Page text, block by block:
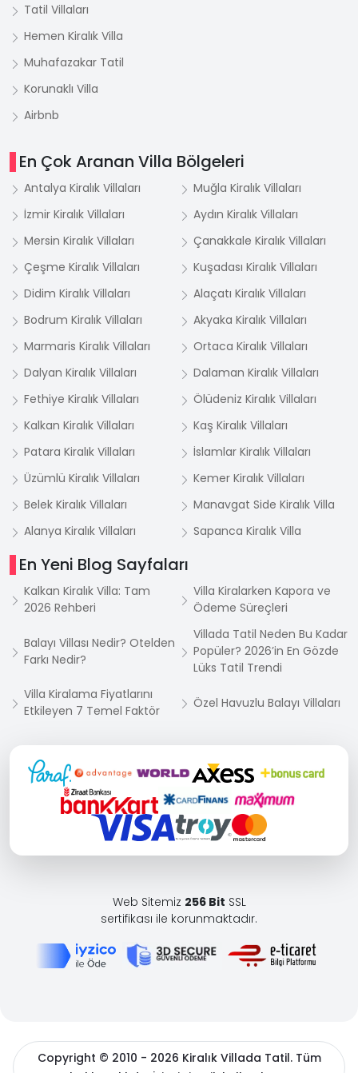
Tatil Villaları
Hemen Kiralık Villa
Muhafazakar Tatil
Korunaklı Villa
Airbnb
En Çok Aranan Villa Bölgeleri
Antalya Kiralık Villaları
Muğla Kiralık Villaları
İzmir Kiralık Villaları
Aydın Kiralık Villaları
Mersin Kiralık Villaları
Çanakkale Kiralık Villaları
Çeşme Kiralık Villaları
Kuşadası Kiralık Villaları
Didim Kiralık Villaları
Alaçatı Kiralık Villaları
Bodrum Kiralık Villaları
Akyaka Kiralık Villaları
Marmaris Kiralık Villaları
Ortaca Kiralık Villaları
Dalyan Kiralık Villaları
Dalaman Kiralık Villaları
Fethiye Kiralık Villaları
Ölüdeniz Kiralık Villaları
Kalkan Kiralık Villaları
Kaş Kiralık Villaları
Patara Kiralık Villaları
İslamlar Kiralık Villaları
Üzümlü Kiralık Villaları
Kemer Kiralık Villaları
Belek Kiralık Villaları
Manavgat Side Kiralık Villa
Alanya Kiralık Villaları
Sapanca Kiralık Villa
En Yeni Blog Sayfaları
Kalkan Kiralık Villa: Tam
2026 Rehberi
Villa Kiralarken Kapora ve
Ödeme Süreçleri
Balayı Villası Nedir? Otelden
Farkı Nedir?
Villada Tatil Neden Bu Kadar
Popüler? 2026’in En Gözde
Lüks Tatil Trendi
Villa Kiralama Fiyatlarını
Etkileyen 7 Temel Faktör
Özel Havuzlu Balayı Villaları
Web Sitemiz 256 Bit SSL
sertifikası ile korunmaktadır.
Copyright © 2010 - 2026 Kiralık Villada Tatil. Tüm